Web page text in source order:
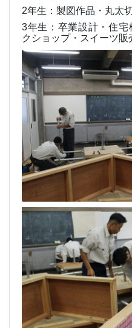
2年生：製図作品・丸太
3年生：卒業設計・住
クショップ・スイーツ販